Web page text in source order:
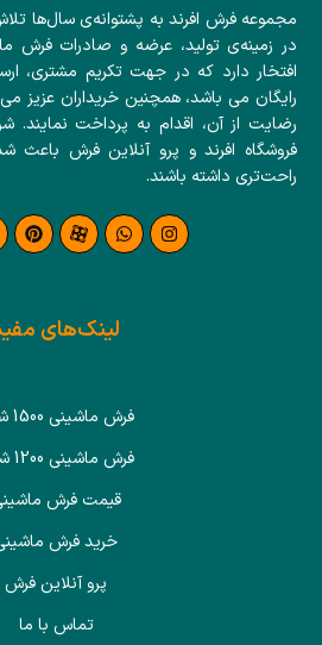
در زمینه‌ی تولید، عرضه و صادرات فرش
افتخار دارد که در جهت تکریم مشتری،
رایگان می باشد، همچنین خریداران عزیز
رضایت از آن، اقدام به پرداخت نمایند.
فروشگاه افرند و پرو آنلاین فرش باعث
راحت‌تری داشته باشند.
لینک‌های
فرش ماشینی 1500 شانه
فرش ماشینی 1200 شانه
قیمت فرش
خرید فرش
پرو آنلاین فرش
تماس با ما